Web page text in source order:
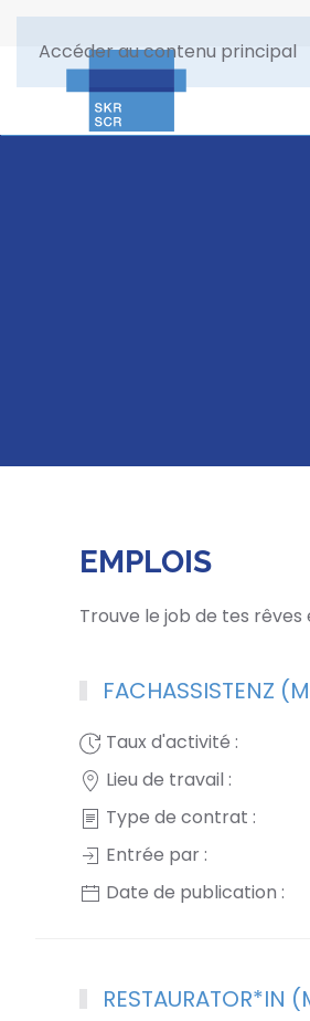
Accéder au contenu principal
EMPLOIS
Trouve le job de tes
FACHASSISTENZ
Taux d'activité :
Lieu de travail :
Type de contrat :
Entrée par :
Date de publication :
RESTAURATOR*IN